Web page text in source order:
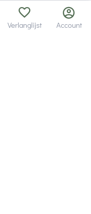
Verlanglijst Account